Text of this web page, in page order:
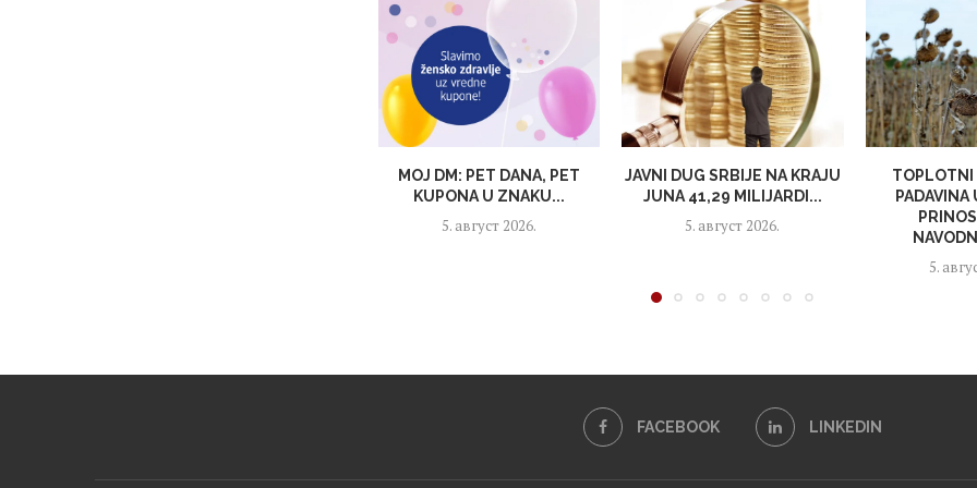
MOJ DM: PET DANA, PET
KUPONA U ZNAKU...
5. август 2026.
JAVNI DUG SRBIJE NA KRAJU
JUNA 41,29 MILIJARDI...
5. август 2026.
TOPLOTNI
PADAVINA
5.
FACEBOOK LINKEDIN